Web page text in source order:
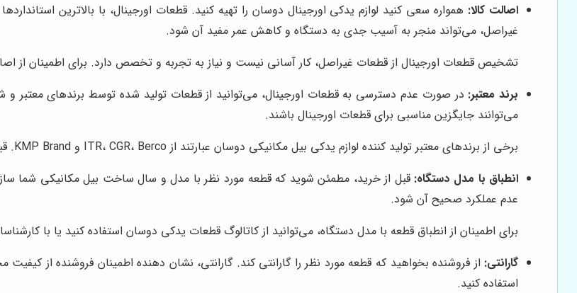
اصالت کالا: همواره سعی کنید لوازم یدکی اورجینال دوسان را تهیه کنید. قطعات اورجینال، با بالاترین
غیراصل، می‌تواند منجر به آسیب جدی به دستگاه و کاهش عمر مفید آن شود.
تشخیص قطعات اورجینال از قطعات غیراصل، کار آسانی نیست و نیاز به تجربه و تخصص دارد. برای اطمینان از
برند معتبر: در صورت عدم دسترسی به قطعات اورجینال، می‌توانید از قطعات تولید شده توسط برندهای معتبر و
می‌توانند جایگزین مناسبی برای قطعات اورجینال باشند.
برخی از برندهای معتبر تولید کننده لوازم یدکی بیل مکانیکی دوسان عبارتند از ITR، CGR، Berco و KMP Brand. قبل از خرید، حتماً در مورد اعتبار و کیفیت محصولات این برندها تحقیق کنید.
انطباق با مدل دستگاه: قبل از خرید، مطمئن شوید که قطعه مورد نظر با مدل و سال ساخت بیل مکانیکی شما
عدم عملکرد صحیح آن شود.
برای اطمینان از انطباق قطعه با مدل دستگاه، می‌توانید از کاتالوگ قطعات یدکی دوسان استفاده کنید یا با
گارانتی: از فروشنده بخواهید که قطعه مورد نظر را گارانتی کند. گارانتی، نشان دهنده اطمینان فروشنده
استفاده کنید.